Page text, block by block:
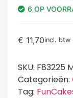
6 OP
€ 11,70incl. btw
SKU: F83225
Categorieën:
Tag: